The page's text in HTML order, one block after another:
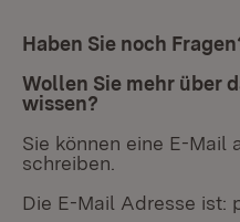
Haben Sie noch
Wollen Sie mehr über
wissen?
Sie können eine E-Mail
schreiben.
Die E-Mail Adresse ist: